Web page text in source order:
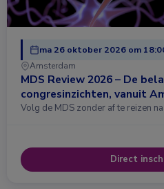
ma 26 oktober 2026 om
Amsterdam
MDS Review 2026 – De
congresinzichten, vanuit
Volg de MDS zonder af te reizen
Direct